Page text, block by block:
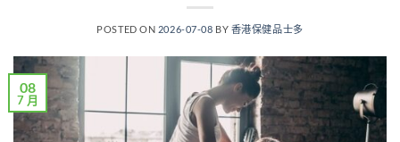
POSTED ON 2026-07-08 BY 香港保健品士多
08
7 月